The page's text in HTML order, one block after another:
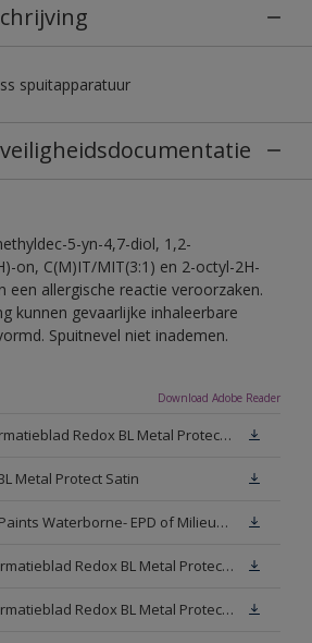
spuitapparatuur
5-yn-4,7-diol, 1,2-
on, C(M)IT/MIT(3:1) en 2-octyl-2H-
een allergische reactie veroorzaken.
kunnen gevaarlijke inhaleerbare
Spuitnevel niet inademen.
Download Adobe Reader
Technisch Informatieblad Redox BL Metal Protect (PDF)
Metal Protect Satin
Sikkens Metal Paints Waterborne- EPD of Milieuproductverklaring
Veiligheidsinformatieblad Redox BL Metal Protect Satin N00 (MSDS)
Veiligheidsinformatieblad Redox BL Metal Protect Satin White W05 (MSDS)